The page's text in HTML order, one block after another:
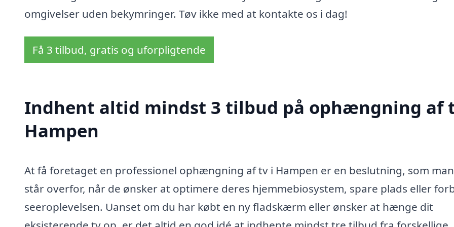
omgivelser uden bekymringer. Tøv ikke med at kontakte os i dag!
Få 3 tilbud, gratis og uforpligtende
Indhent altid mindst 3 tilbud på ophængning af
Hampen
At få foretaget en professionel ophængning af tv i Hampen er en beslutning, som
står overfor, når de ønsker at optimere deres hjemmebiosystem, spare plads eller
seeroplevelsen. Uanset om du har købt en ny fladskærm eller ønsker at hænge dit